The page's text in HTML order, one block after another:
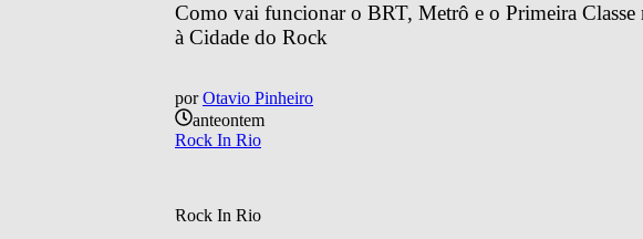
Como vai funcionar o BRT, Metrô e o Primeira
à Cidade do Rock
por Otavio Pinheiro
anteontem
Rock In Rio
Rock In Rio